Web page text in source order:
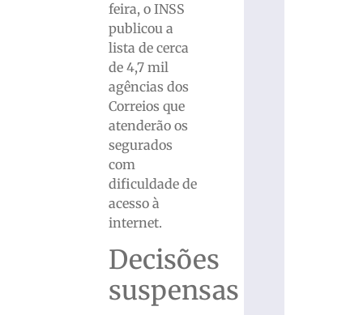
feira, o INSS
publicou a
lista de cerca
de 4,7 mil
agências dos
Correios que
atenderão os
segurados
com
dificuldade de
acesso à
internet.
Decisões
suspensas